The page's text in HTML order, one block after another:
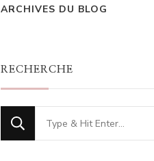
ARCHIVES DU BLOG
RECHERCHE
Looking
for